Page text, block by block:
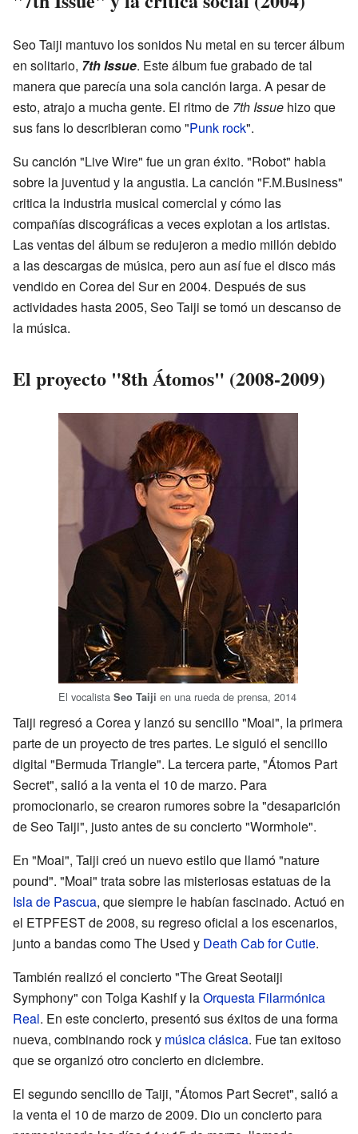
Seo Taiji mantuvo los sonidos Nu metal en su tercer álbum
en solitario, 7th Issue. Este álbum fue grabado de tal
manera que parecía una sola canción larga. A pesar de
esto, atrajo a mucha gente. El ritmo de 7th Issue hizo que
sus fans lo describieran como "Punk rock".
Su canción "Live Wire" fue un gran éxito. "Robot" habla
sobre la juventud y la angustia. La canción "F.M.Business"
critica la industria musical comercial y cómo las
compañías discográficas a veces explotan a los artistas.
Las ventas del álbum se redujeron a medio millón debido
a las descargas de música, pero aun así fue el disco más
vendido en Corea del Sur en 2004. Después de sus
actividades hasta 2005, Seo Taiji se tomó un descanso de
la música.
El proyecto "8th Átomos" (2008-2009)
El vocalista Seo Taiji en una rueda de prensa, 2014
Taiji regresó a Corea y lanzó su sencillo "Moai", la primera
parte de un proyecto de tres partes. Le siguió el sencillo
digital "Bermuda Triangle". La tercera parte, "Átomos Part
Secret", salió a la venta el 10 de marzo. Para
promocionarlo, se crearon rumores sobre la "desaparición
de Seo Taiji", justo antes de su concierto "Wormhole".
En "Moai", Taiji creó un nuevo estilo que llamó "nature
pound". "Moai" trata sobre las misteriosas estatuas de la
Isla de Pascua, que siempre le habían fascinado. Actuó en
el ETPFEST de 2008, su regreso oficial a los escenarios,
junto a bandas como The Used y Death Cab for Cutie.
También realizó el concierto "The Great Seotaiji
Symphony" con Tolga Kashif y laOrquesta Filarmónica
Real. En este concierto, presentó sus éxitos de una forma
nueva, combinando rock y música clásica. Fue tan exitoso
que se organizó otro concierto en diciembre.
El segundo sencillo de Taiji, "Átomos Part Secret", salió a
la venta el 10 de marzo de 2009. Dio un concierto para